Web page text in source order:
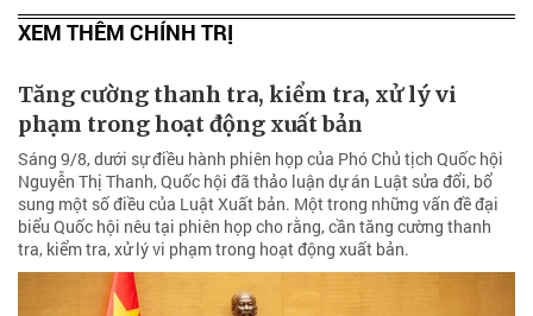
XEM THÊM CHÍNH TRỊ
Tăng cường thanh tra, kiểm tra, xử lý vi
phạm trong hoạt động xuất bản
Sáng 9/8, dưới sự điều hành phiên họp của Phó Chủ tịch Quốc hội
Nguyễn Thị Thanh, Quốc hội đã thảo luận dự án Luật sửa đổi, bổ
sung một số điều của Luật Xuất bản. Một trong những vấn đề đại
biểu Quốc hội nêu tại phiên họp cho rằng, cần tăng cường thanh
tra, kiểm tra, xử lý vi phạm trong hoạt động xuất bản.